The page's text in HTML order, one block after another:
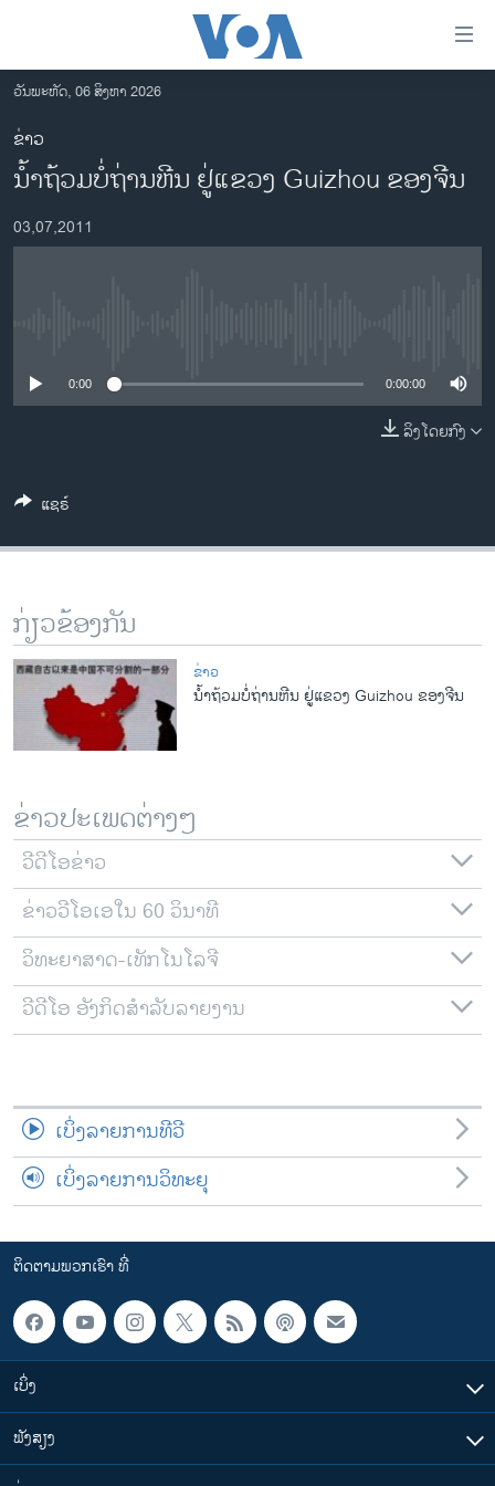
ເຂົ້າ
ຫາ
ຂ້າມ
ຂ້າມ
ໄປ
ລາວ
ອາເມຣິກາ
ການເລືອກຕັ້ງ ປະທານາທີບໍດີ ສະຫະລັດ 2024
ອິດສະຫຼະພາບດ້ານການຂ່າວ
ວິທະຍາສາດ-ເທັກໂນໂລຈີ
ທຸລະກິດ
ວີດີໂອ
ສຽງ
ລາຍການກະຈາຍສຽງ
ລາຍງານ
ຕິດຕາມພວກເຮົາ ທີ່
ພາສາຕ່າງໆ
ວັນພະຫັດ, 06 ສິງຫາ 2026
ຂ່າວ
ນໍ້າຖ້ວມບໍ່ຖ່ານຫີນ ຢູ່ແຂວງ Guizhou ຂອງຈີນ
03,07,2011
0:00 0:00:00
ລິງໂດຍກົງ
ແຊຣ໌
ກ່ຽວຂ້ອງກັນ
ຂ່າວ
ນໍ້າຖ້ວມບໍ່ຖ່ານຫີນ ຢູ່ແຂວງ Guizhou ຂອງຈີນ
ຂ່າວປະເພດຕ່າງໆ
ວີດີໂອຂ່າວ
ຂ່າວວີໂອເອໃນ 60 ວິນາທີ
ວິທະຍາສາດ-ເທັກໂນໂລຈີ
ວີດີໂອ ອັງກິດສຳລັບລາຍງານ
ເບິ່ງລາຍການທີວີ
ເບິ່ງລາຍການວິທະຍຸ
ຕິດຕາມພວກເຮົາ ທີ່
ເບິ່ງ
ຟັງສຽງ